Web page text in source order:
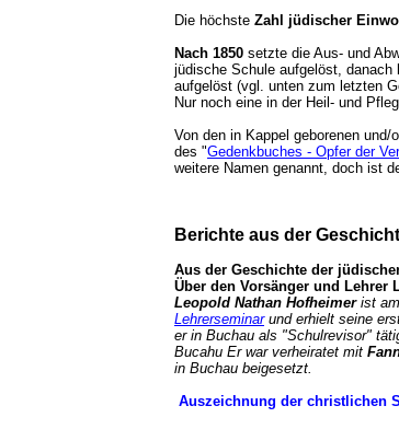
Die höchste Zahl jüdischer
Nach 1850 setzte die Aus- und
jüdische Schule aufgelöst, danach
aufgelöst (vgl. unten zum letzten
Nur noch eine in der Heil- und
Von den in Kappel geborenen
des "Gedenkbuches - Opfer der
weitere Namen genannt, doch ist
Berichte aus der
Aus der Geschichte der
Über den Vorsänger und Lehrer
Leopold Nathan Hofheimerist am
Lehrerseminarund erhielt seine
er in Buchau als "Schulrevisor"
Bucahu Er war verheiratet mit
in Buchau beigesetzt.
Auszeichnung der christlichen